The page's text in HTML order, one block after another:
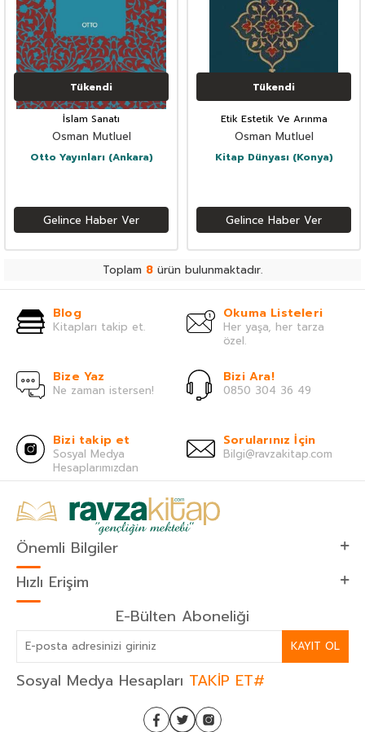
Tükendi
İslam Sanatı
Osman Mutluel
Otto Yayınları (Ankara)
Gelince Haber Ver
Tükendi
Etik Estetik Ve Arınma
Osman Mutluel
Kitap Dünyası (Konya)
Gelince Haber Ver
Toplam 8 ürün bulunmaktadır.
Blog
Kitapları takip et.
Okuma Listeleri
Her yaşa, her tarza
özel.
Bize Yaz
Ne zaman istersen!
Bizi Ara!
0850 304 36 49
Bizi takip et
Sosyal Medya
Hesaplarımızdan
Sorularınız İçin
Bilgi@ravzakitap.com
Önemli Bilgiler
Hızlı Erişim
E-Bülten Aboneliği
KAYIT OL
Sosyal Medya Hesapları TAKİP ET#